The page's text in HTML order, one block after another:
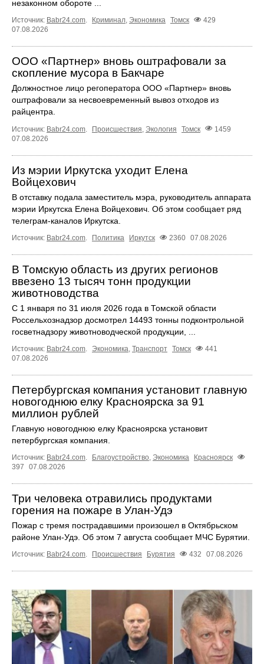
незаконном обороте ...
Источник: Babr24.com. Криминал, Экономика Томск
429
07.08.2026
ООО «Партнер» вновь оштрафовали за
скопление мусора в Бакчаре
Должностное лицо регоператора ООО «Партнер» вновь
оштрафовали за несвоевременный вывоз отходов из
райцентра.
Источник: Babr24.com Происшествия Экология Томск
1459
07.08.2026
Из мэрии Иркутска уходит Елена
Войцехович
В отставку подала заместитель мэра, руководитель аппарата
мэрии Иркутска Елена Войцехович. Об этом сообщает ряд
телеграм‑каналов Иркутска.
Источник: Babr24.com Политика Иркутск 2360 07.08.2026
В Томскую область из других регионов
ввезено 13 тысяч тонн продукции
животноводства
С 1 января по 31 июля 2026 года в Томской области
Россельхознадзор досмотрел 14493 тонны подконтрольной
госветнадзору животноводческой продукции, ...
Источник: Babr24.com. Экономика, Транспорт Томск
441
07.08.2026
Петербургская компания установит главную
новогоднюю елку Красноярска за 91
миллион рублей
Главную новогоднюю елку Красноярска установит
петербургская компания.
Источник: Babr24.com. Благоустройство, Экономика
Красноярск
397
07.08.2026
Три человека отравились продуктами
горения на пожаре в Улан-Удэ
Пожар с тремя пострадавшими произошел в Октябрьском
районе Улан-Удэ. Об этом 7 августа сообщает МЧС Бурятии.
Источник: Babr24.com. Происшествия Бурятия 432 07.08.2026